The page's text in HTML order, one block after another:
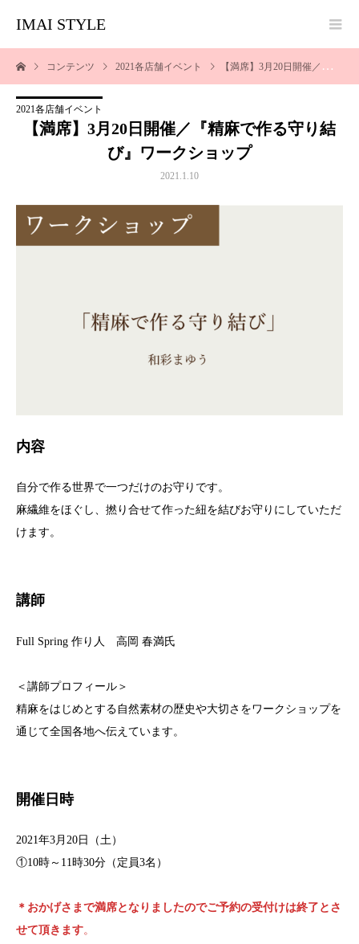
IMAI STYLE
コンテンツ 2021各店舗イベント 【満席】3月20日開催／『精麻で作る守り結び』ワークショップ
2021各店舗イベント
【満席】3月20日開催／『精麻で作る守り結
び』ワークショップ
2021.1.10
内容
自分で作る世界で一つだけのお守りです。
麻繊維をほぐし、撚り合せて作った紐を結びお守りにしていただ
けます。
講師
Full Spring 作り人 高岡 春満氏
＜講師プロフィール＞
精麻をはじめとする自然素材の歴史や大切さをワークショップを
通じて全国各地へ伝えています。
開催日時
2021年3月20日（土）
①10時～11時30分（定員3名）
＊おかげさまで満席となりましたのでご予約の受付けは終了とさ
せて頂きます。